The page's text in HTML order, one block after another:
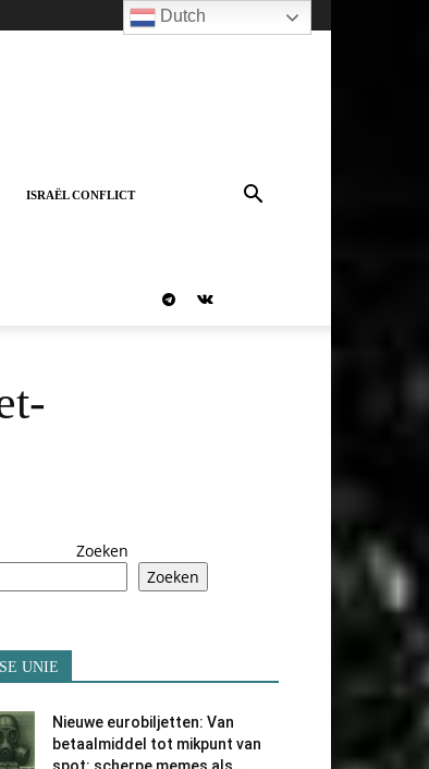
ISRAËL CONFLICT
Zoeken
Zoeken
UNIE
Nieuwe eurobiljetten: Van
betaalmiddel tot mikpunt van
Dutch